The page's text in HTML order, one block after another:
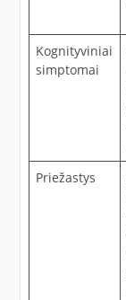
Kognityviniai
simptomai
Priežastys